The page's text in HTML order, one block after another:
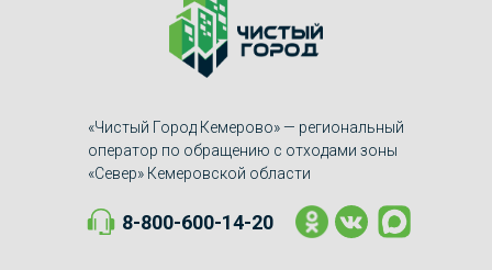
8-800-600-14-20
«Чистый Город Кемерово» — региональный
оператор по обращению с отходами зоны
«Север» Кемеровской области